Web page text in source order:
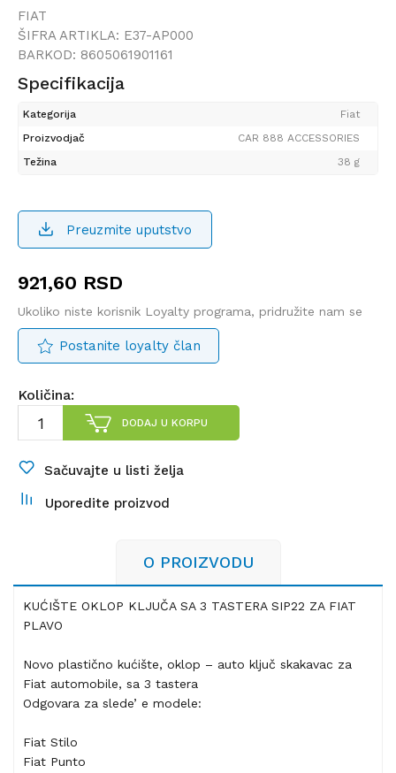
FIAT
ŠIFRA ARTIKLA: E37-AP000
BARKOD: 8605061901161
Specifikacija
Kategorija
Fiat
Proizvodjač
CAR 888 ACCESSORIES
Težina
38 g
Preuzmite uputstvo
921,60 RSD
Ukoliko niste korisnik Loyalty programa, pridružite nam se
Postanite loyalty član
Količina:
DODAJ U KORPU
Sačuvajte u listi želja
Uporedite proizvod
O PROIZVODU
KUĆIŠTE OKLOP KLJUČA SA 3 TASTERA SIP22 ZA FIAT
PLAVO
Novo plastično kućište, oklop – auto ključ skakavac za
Fiat automobile, sa 3 tastera
Odgovara za slede’ e modele:
Fiat Stilo
Fiat Punto